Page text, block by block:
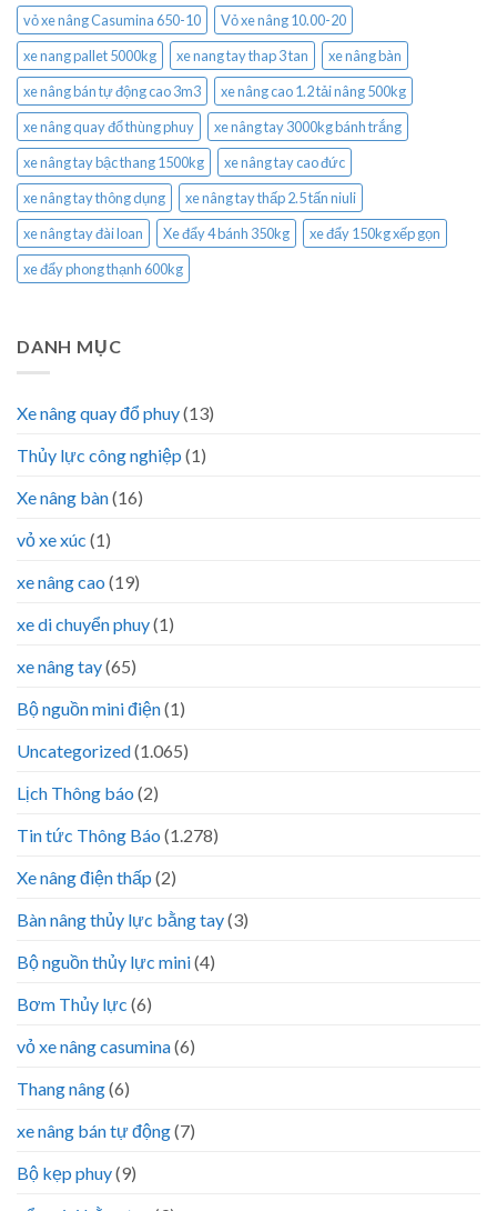
vỏ xe nâng Casumina 650-10
Vỏ xe nâng 10.00-20
xe nang pallet 5000kg
xe nang tay thap 3 tan
xe nâng bàn
xe nâng bán tự động cao 3m3
xe nâng cao 1.2 tải nâng 500kg
xe nâng quay đổ thùng phuy
xe nâng tay 3000kg bánh trắng
xe nâng tay bậc thang 1500kg
xe nâng tay cao đức
xe nâng tay thông dụng
xe nâng tay thấp 2.5 tấn niuli
xe nâng tay đài loan
Xe đẩy 4 bánh 350kg
xe đẩy 150kg xếp gọn
xe đẩy phong thạnh 600kg
DANH MỤC
Xe nâng quay đổ phuy(13)
Thủy lực công nghiệp (1)
Xe nâng bàn(16)
vỏ xe xúc (1)
xe nâng cao (19)
xe di chuyển phuy(1)
xe nâng tay(65)
Bộ nguồn mini điện(1)
Uncategorized(1.065)
Lịch Thông báo (2)
Tin tức Thông Báo (1.278)
Xe nâng điện thấp (2)
Bàn nâng thủy lực bằng tay(3)
Bộ nguồn thủy lực mini(4)
Bơm Thủy lực (6)
vỏ xe nâng casumina(6)
Thang nâng(6)
xe nâng bán tự động(7)
Bộ kẹp phuy(9)